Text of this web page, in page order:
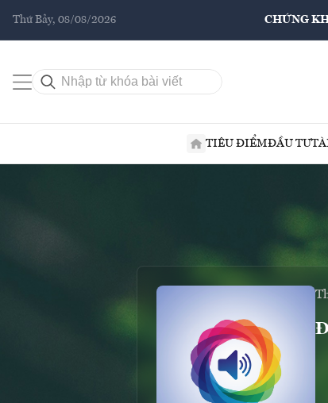
Thứ Bảy, 08/08/2026 CHỨNG
TIÊU ĐIỂMĐẦU TƯ